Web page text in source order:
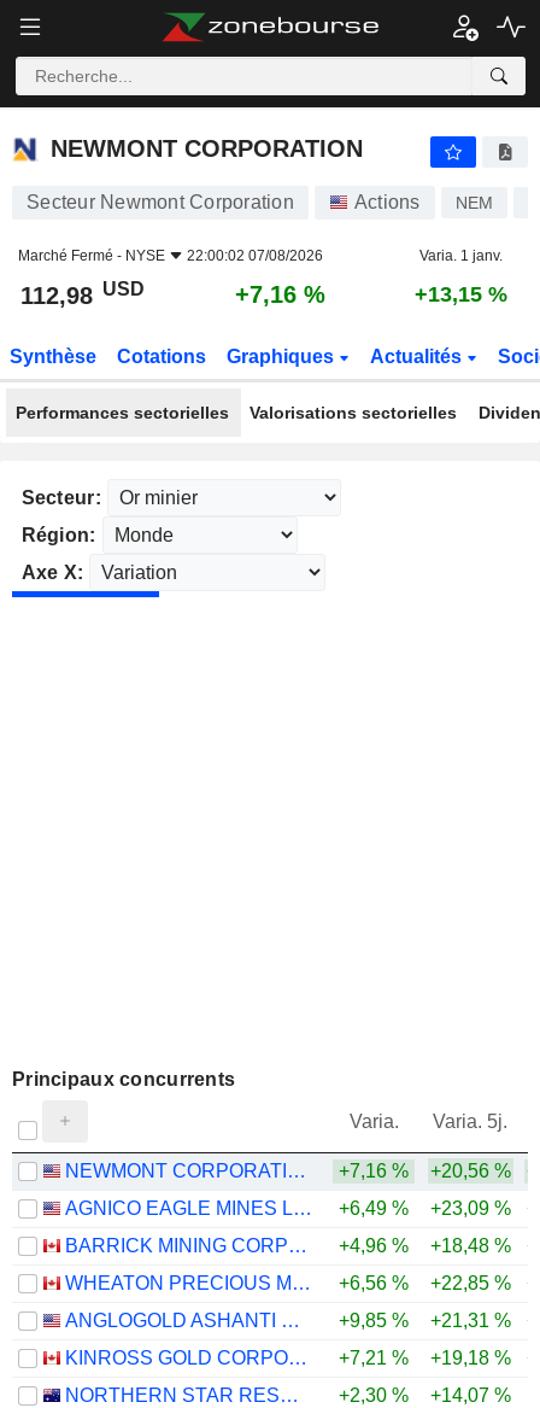
NEWMONT CORPORATION
NEWMONT CORPORATION
Secteur Newmont Corporation Actions NEM
Marché Fermé - NYSE 22:00:02 07/08/2026 Varia. 1 janv.
112,98 USD +7,16 % +13,15 %
Synthèse Cotations Graphiques Actualités
Performances sectorielles Valorisations sectorielles
Secteur:
Région:
Axe X:
Principaux concurrents
Varia. Varia. 5j.
NEWMONT CORPORATION
+7,16 % +20,56 %
AGNICO EAGLE MINES LIMITED
+6,49 % +23,09 %
BARRICK MINING CORPORATION
+4,96 % +18,48 %
WHEATON PRECIOUS METALS CORP.
+6,56 % +22,85 %
ANGLOGOLD ASHANTI PLC
+9,85 % +21,31 %
KINROSS GOLD CORPORATION
+7,21 % +19,18 %
NORTHERN STAR RESOURCES LIMITED
+2,30 % +14,07 %